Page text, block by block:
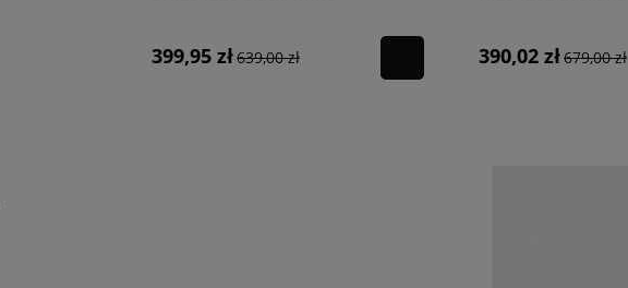
399,95 zł639,00 zł 390,02 zł679,00 zł